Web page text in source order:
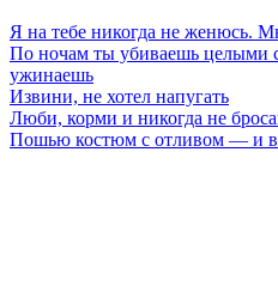
Я на тебе никогда не женюсь.
По ночам ты убиваешь целыми
ужинаешь
Извини, не хотел напугать
Люби, корми и никогда не
Пошью костюм с отливом — и